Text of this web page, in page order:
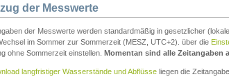
der Messwerte
der Messwerte werden standardmäßig in gesetzlicher
im Sommer zur Sommerzeit (MESZ, UTC+2). über die
ohne Sommerzeit einstellen. Momentan sind alle Zeitangaben
langfristiger Wasserstände und Abflüsse liegen die